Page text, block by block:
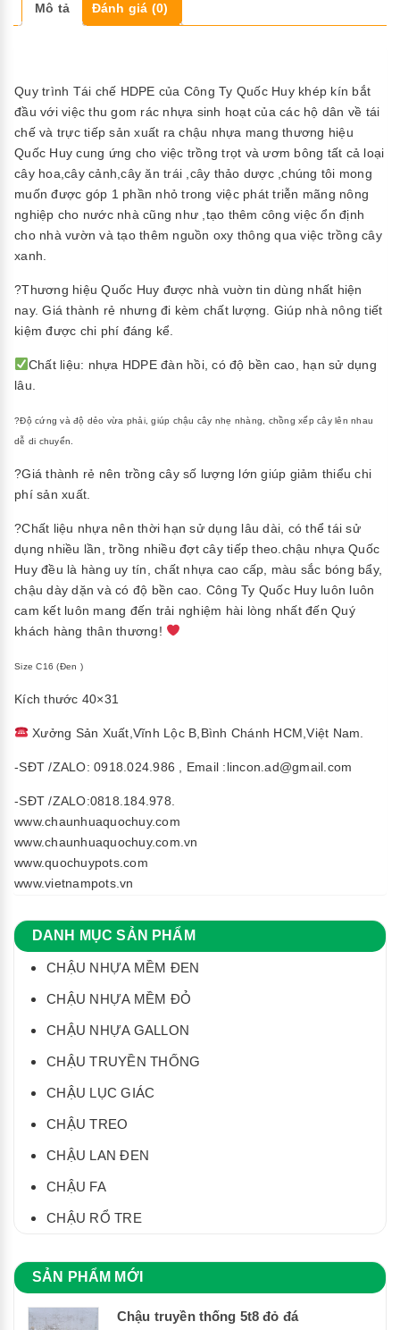
Mô tả Đánh giá (0)
Quy trình Tái chế HDPE của Công Ty Quốc Huy khép kín bắt
đầu với việc thu gom rác nhựa sinh hoạt của các hộ dân về tái
chế và trực tiếp sản xuất ra chậu nhựa mang thương hiệu
Quốc Huy cung ứng cho việc trồng trọt và ươm bông tất cả loại
cây hoa,cây cảnh,cây ăn trái ,cây thảo dược ,chúng tôi mong
muốn được góp 1 phần nhỏ trong việc phát triễn mãng nông
nghiệp cho nước nhà cũng như ,tạo thêm công việc ổn định
cho nhà vườn và tạo thêm nguồn oxy thông qua việc trồng cây
xanh.
?Thương hiệu Quốc Huy được nhà vuờn tin dùng nhất hiện
nay. Giá thành rẻ nhưng đi kèm chất lượng. Giúp nhà nông tiết
kiệm được chi phí đáng kể.
Chất liệu: nhựa HDPE đàn hồi, có độ bền cao, hạn sử dụng
lâu.
?Độ cứng và độ dẻo vừa phải, giúp chậu cây nhẹ nhàng, chồng xếp cây lên nhau
dễ di chuyển.
?Giá thành rẻ nên trồng cây số lượng lớn giúp giảm thiểu chi
phí sản xuất.
?Chất liệu nhựa nên thời hạn sử dụng lâu dài, có thể tái sử
dụng nhiều lần, trồng nhiều đợt cây tiếp theo.chậu nhựa Quốc
Huy đều là hàng uy tín, chất nhựa cao cấp, màu sắc bóng bẩy,
chậu dày dặn và có độ bền cao. Công Ty Quốc Huy luôn luôn
cam kết luôn mang đến trải nghiệm hài lòng nhất đến Quý
khách hàng thân thương!
Size C16 (Đen )
Kích thước 40×31
Xưởng Sản Xuất,Vĩnh Lộc B,Bình Chánh HCM,Việt Nam.
-SĐT /ZALO: 0918.024.986 , Email :lincon.ad@gmail.com
-SĐT /ZALO:0818.184.978.
www.chaunhuaquochuy.com
www.chaunhuaquochuy.com.vn
www.quochuypots.com
www.vietnampots.vn
DANH MỤC SẢN PHẨM
CHẬU NHỰA MỀM ĐEN
CHẬU NHỰA MỀM ĐỎ
CHẬU NHỰA GALLON
CHẬU TRUYỀN THỐNG
CHẬU LỤC GIÁC
CHẬU TREO
CHẬU LAN ĐEN
CHẬU FA
CHẬU RỔ TRE
SẢN PHẨM MỚI
Chậu truyền thống 5t8 đỏ đá